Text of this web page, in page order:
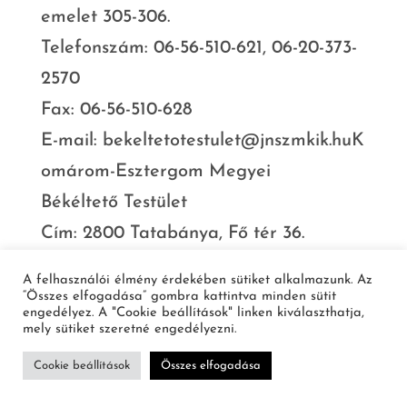
emelet 305-306.
Telefonszám: 06-56-510-621, 06-20-373-
2570
Fax: 06-56-510-628
E-mail: bekeltetotestulet@jnszmkik.huK
omárom-Esztergom Megyei
Békéltető Testület
Cím: 2800 Tatabánya, Fő tér 36.
Fax: 06-34-316-259
E-mail:szilvi@kemkik.hu
Nógrád Megyei Békéltető Testület
A felhasználói élmény érdekében sütiket alkalmazunk. Az
“Összes elfogadása” gombra kattintva minden sütit
engedélyez. A "Cookie beállítások" linken kiválaszthatja,
mely sütiket szeretné engedélyezni.
Cookie beállítások Összes elfogadása